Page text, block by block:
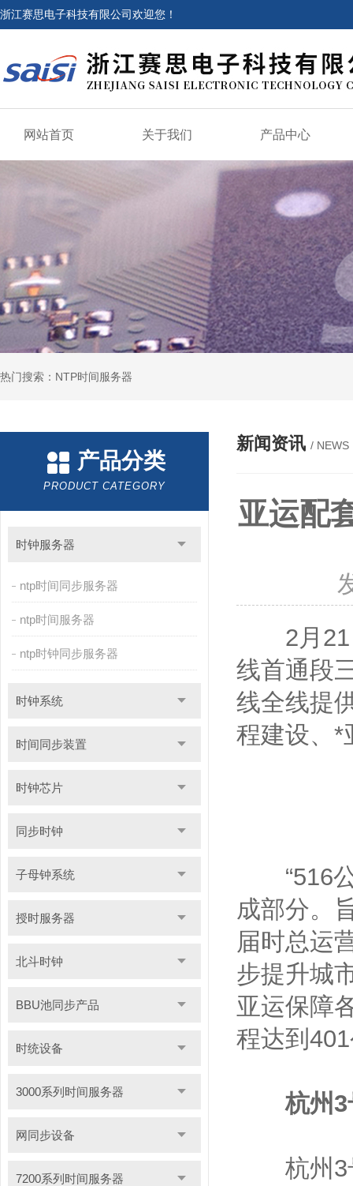
浙江赛思电子科技有限公司欢迎您！
网站首页 关于我们 产品中心
热门搜索：NTP时间服务器
产品分类
PRODUCT CATEGORY
时钟服务器
ntp时间同步服务器
ntp时间服务器
ntp时钟同步服务器
时钟系统
时间同步装置
时钟芯片
同步时钟
子母钟系统
授时服务器
北斗时钟
BBU池同步产品
时统设备
3000系列时间服务器
网同步设备
7200系列时间服务器
新闻资讯 / NEWS
亚运配
2月21日
线首通段
线全线提
程建设、*
“516公
成部分。
届时总运
步提升城
亚运保障
程达到
杭州
杭州3号